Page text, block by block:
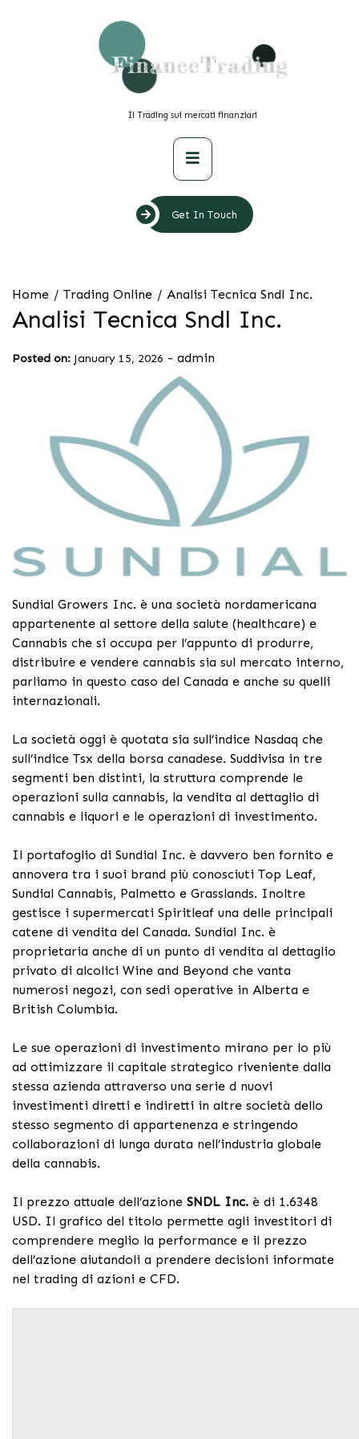
Il Trading sui mercati finanziari
Primary
Menu
Get In Touch
Home Trading Online Analisi Tecnica Sndl Inc.
Analisi Tecnica Sndl Inc.
Posted on: January 15, 2026 - admin
Sundial Growers Inc. è una società nordamericana
appartenente al settore della salute (healthcare) e
Cannabis che si occupa per l’appunto di produrre,
distribuire e vendere cannabis sia sul mercato interno,
parliamo in questo caso del Canada e anche su quelli
internazionali.
La società oggi è quotata sia sull’indice Nasdaq che
sull’indice Tsx della borsa canadese. Suddivisa in tre
segmenti ben distinti, la struttura comprende le
operazioni sulla cannabis, la vendita al dettaglio di
cannabis e liquori e le operazioni di investimento.
Il portafoglio di Sundial Inc. è davvero ben fornito e
annovera tra i suoi brand più conosciuti Top Leaf,
Sundial Cannabis, Palmetto e Grasslands. Inoltre
gestisce i supermercati Spiritleaf una delle principali
catene di vendita del Canada. Sundial Inc. è
proprietaria anche di un punto di vendita al dettaglio
privato di alcolici Wine and Beyond che vanta
numerosi negozi, con sedi operative in Alberta e
British Columbia.
Le sue operazioni di investimento mirano per lo più
ad ottimizzare il capitale strategico riveniente dalla
stessa azienda attraverso una serie d nuovi
investimenti diretti e indiretti in altre società dello
stesso segmento di appartenenza e stringendo
collaborazioni di lunga durata nell’industria globale
della cannabis.
Il prezzo attuale dell’azione SNDL Inc. è di 1.6348
USD. Il grafico del titolo permette agli investitori di
comprendere meglio la performance e il prezzo
dell’azione aiutandoli a prendere decisioni informate
nel trading di azioni e CFD.